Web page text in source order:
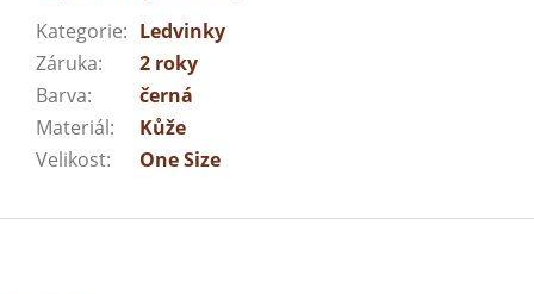
Kategorie: Ledvinky
Záruka:
2 roky
Barva:
černá
Materiál:
Kůže
Velikost: One Size